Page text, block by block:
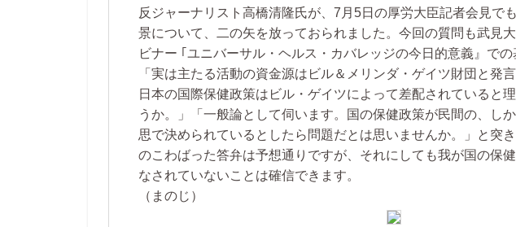
反ジャーナリスト高橋清隆氏が、7月5日の厚労大臣記者会見で
景について、二の矢を放っておられました。今回の質問も武見
ビナー ｢ユニバーサル・ヘルス・カバレッジの今日的意義』での
「実は主たる活動の資金源はビル＆メリンダ・ゲイツ財団と発
日本の国際保健政策はビル・ゲイツによって差配されていると
うか。」「一般論として伺います。国の保健政策が民間の、し
思で決められているとしたら問題だとは思いませんか。」と突
のこわばった答弁は予想通りですが、それにしても我が国の保
なされていないことは確信できます。
（まのじ）